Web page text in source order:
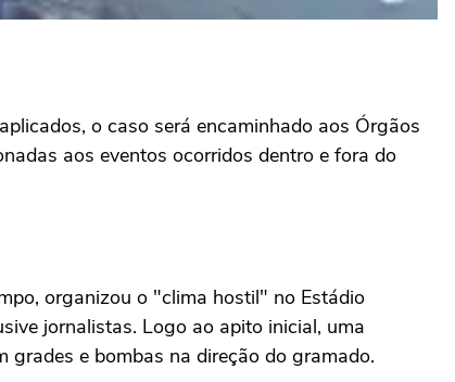
o caso será encaminhado aos Órgãos
aos eventos ocorridos dentro e fora do
organizou o "clima hostil" no Estádio
jornalistas. Logo ao apito inicial, uma
e bombas na direção do gramado.